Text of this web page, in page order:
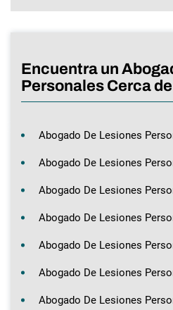
Encuentra un
Personales Cerca
Abogado De Lesiones
Abogado De Lesiones
Abogado De Lesiones
Abogado De Lesiones
Abogado De Lesiones
Abogado De Lesiones
Abogado De Lesiones